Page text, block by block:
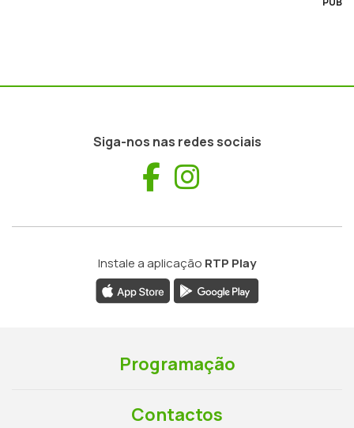
Siga-nos nas redes sociais
Facebook
Instale a aplicação RTP Play
Programação
Contactos